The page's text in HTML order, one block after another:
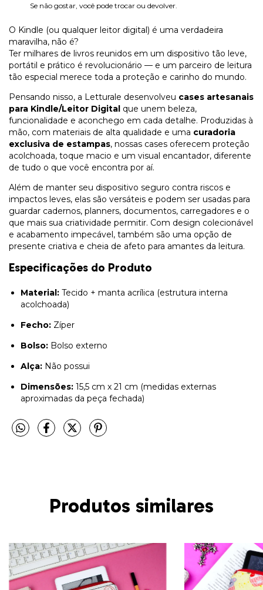
Se não gostar, você pode trocar ou devolver.
O Kindle (ou qualquer leitor digital) é uma verdadeira
maravilha, não é?
Ter milhares de livros reunidos em um dispositivo tão leve,
portátil e prático é revolucionário — e um parceiro de leitura
tão especial merece toda a proteção e carinho do mundo.
Pensando nisso, a Letturale desenvolveu cases artesanais
para Kindle/Leitor Digital que unem beleza,
funcionalidade e aconchego em cada detalhe. Produzidas à
mão, com materiais de alta qualidade e uma curadoria
exclusiva de estampas, nossas cases oferecem proteção
acolchoada, toque macio e um visual encantador, diferente
de tudo o que você encontra por aí.
Além de manter seu dispositivo seguro contra riscos e
impactos leves, elas são versáteis e podem ser usadas para
guardar cadernos, planners, documentos, carregadores e o
que mais sua criatividade permitir. Com design colecionável
e acabamento impecável, também são uma opção de
presente criativa e cheia de afeto para amantes da leitura.
Especificações do Produto
Material: Tecido + manta acrílica (estrutura interna
acolchoada)
Fecho: Zíper
Bolso: Bolso externo
Alça: Não possui
Dimensões: 15,5 cm x 21 cm (medidas externas
aproximadas da peça fechada)
Produtos similares